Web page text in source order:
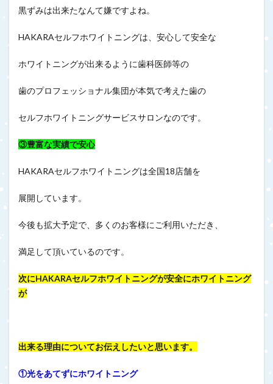
黒ずみは出来たなんて嫌ですよね。
HAKARAセルフホワイトニングは、安心して安全な
ホワイトニングが出来るように歯科医師等の
歯のプロフェッショナル集団が本気で考えた歯の
セルフホワイトニングサービスサロンなのです。
③豊富な実績で安心
HAKARAセルフホワイトニングは全国18店舗を
展開しています。
今後も拡大予定で、多くのお客様にご利用いただき、
満足して頂いているのです。
次にHAKARAセルフホワイトニングが安全にホワイトニング
が
出来る理由についてお伝えしたいと思います。
①光をあてずにホワイトニング